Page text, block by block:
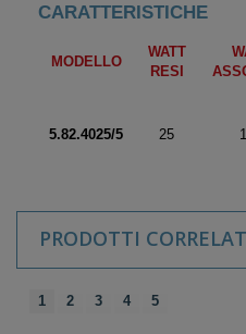
CARATTERISTICHE
MODELLO
WATT
RESI
5.82.4025/5 25
PRODOTTI
1 2 3 4 5